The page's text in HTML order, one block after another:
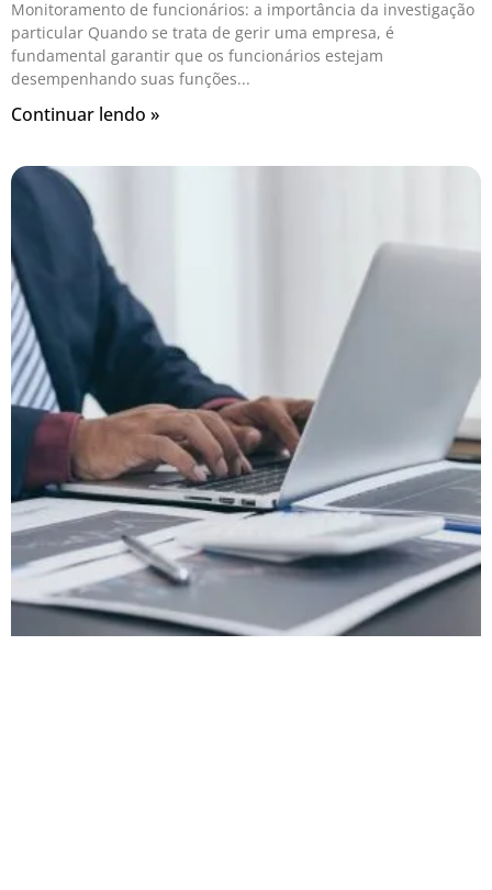
Monitoramento de funcionários: a importância da investigação
particular Quando se trata de gerir uma empresa, é
fundamental garantir que os funcionários estejam
desempenhando suas funções
Continuar lendo »